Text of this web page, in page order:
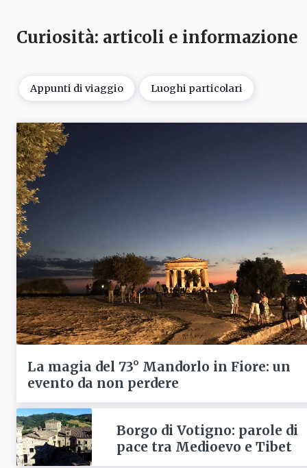
Curiosità: articoli e informazione
Appunti di viaggio Luoghi particolari
La magia del 73° Mandorlo in Fiore: un
evento da non perdere
Borgo di Votigno: parole di
pace tra Medioevo e Tibet